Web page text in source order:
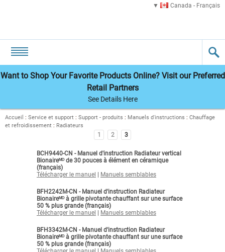
Canada - Français
Want to Shop Your Favorite Products Online? Visit our Preferred
Retail Partners
See Details Here
Accueil : Service et support : Support - produits : Manuels d'instructions : Chauffage
et refroidissement : Radiateurs
1 2 3
BCH9440-CN - Manuel d'instruction Radiateur vertical
Bionaireᴹᴰ de 30 pouces à élément en céramique
(français)
Télécharger le manuel
Manuels semblables
BFH2242M-CN - Manuel d'instruction Radiateur
Bionaireᴹᴰ à grille pivotante chauffant sur une surface
50 % plus grande (français)
Télécharger le manuel
Manuels semblables
BFH3342M-CN - Manuel d'instruction Radiateur
Bionaireᴹᴰ à grille pivotante chauffant sur une surface
50 % plus grande (français)